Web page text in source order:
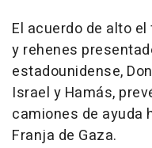
El acuerdo de alto
y rehenes
estadounidense,
Israel y Hamás,
camiones de ayuda
Franja de Gaza.